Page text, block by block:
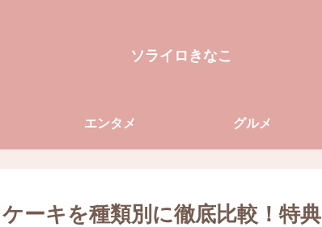
ソライロきなこ
エンタメ グルメ
ーキを種類別に徹底比較！特典